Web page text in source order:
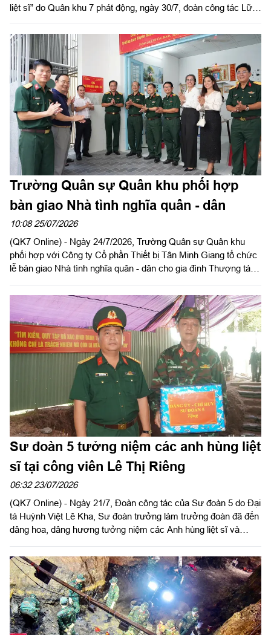
liệt sĩ” do Quân khu 7 phát động, ngày 30/7, đoàn công tác Lữ
đoàn đến dâng hương tưởng niệm, tri ân các Anh hùng liệt sĩ và
thăm, động viên, tặng quà các lực lượng đang thực hiện nhiệm
vụ tìm kiếm, quy tập hài cốt liệt sĩ tại xã Minh Đức, tỉnh Đồng
Nai và khu vực Công viên Lê Thị Riêng, Thành phố Hồ Chí
Minh.
Trường Quân sự Quân khu phối hợp
bàn giao Nhà tình nghĩa quân - dân
10:08 25/07/2026
(QK7 Online) - Ngày 24/7/2026, Trường Quân sự Quân khu
phối hợp với Công ty Cổ phần Thiết bị Tân Minh Giang tổ chức
lễ bàn giao Nhà tình nghĩa quân - dân cho gia đình Thượng tá
trị, Trường Quân sự Quân khu.Dự buổi lễ có Đại tá Lê Ngọc
Dương, Hiệu trưởng Trường Quân sự Quân khu; ông Vũ Văn
Sơn, Chủ tịch Hội đồng quản trị Công ty Cổ phần Thiết bị Tân
Minh Giang.
Sư đoàn 5 tưởng niệm các anh hùng liệt
sĩ tại công viên Lê Thị Riêng
06:32 23/07/2026
(QK7 Online) - Ngày 21/7, Đoàn công tác của Sư đoàn 5 do Đại
tá Huỳnh Việt Lê Kha, Sư đoàn trưởng làm trưởng đoàn đã đến
dâng hoa, dâng hương tưởng niệm các Anh hùng liệt sĩ và
kiếm, quy tập, xác định danh tính hài cốt liệt sĩ tại Công viên Lê
Thị Riêng (phường Hòa Hưng, TP Hồ Chí Minh).